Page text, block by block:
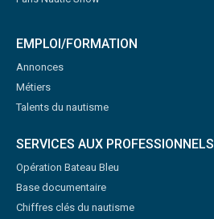
EMPLOI/FORMATION
Annonces
Métiers
Talents du nautisme
SERVICES AUX PROFESSIONNELS
Opération Bateau Bleu
Base documentaire
Chiffres clés du nautisme